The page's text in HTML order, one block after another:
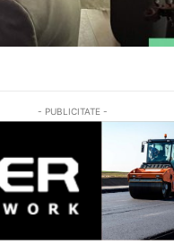
- PUBLICITATE -